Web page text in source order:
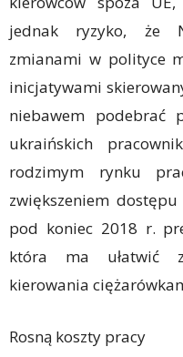
jednak ryzyko, że
zmianami w polityce
inicjatywami
niebawem podebrać
ukraińskich
rodzimym rynku
zwiększeniem
pod koniec 2018 r.
która ma ułatwić
kierowania
Rosną koszty pracy